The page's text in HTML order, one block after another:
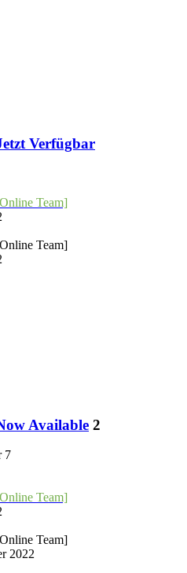
Verfügbar
Team]
Team]
Available 2
7
Team]
Team]
2022